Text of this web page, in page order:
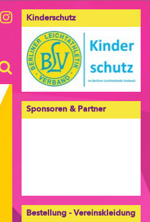
Kinderschutz
Sponsoren & Partner
Bestellung - Vereinskleidung